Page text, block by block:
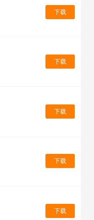
下载
下载
下载
下载
下载